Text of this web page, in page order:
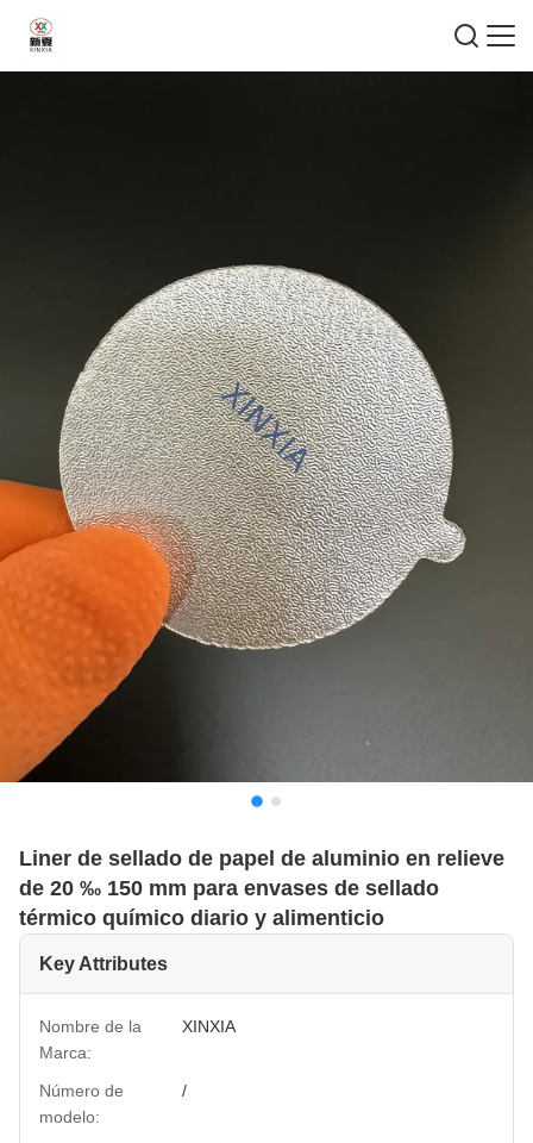
Liner de sellado de papel de aluminio en relieve
de 20 ‰ 150 mm para envases de sellado
térmico químico diario y alimenticio
Key Attributes
Nombre de la
Marca:
XINXIA
Número de
modelo:
/